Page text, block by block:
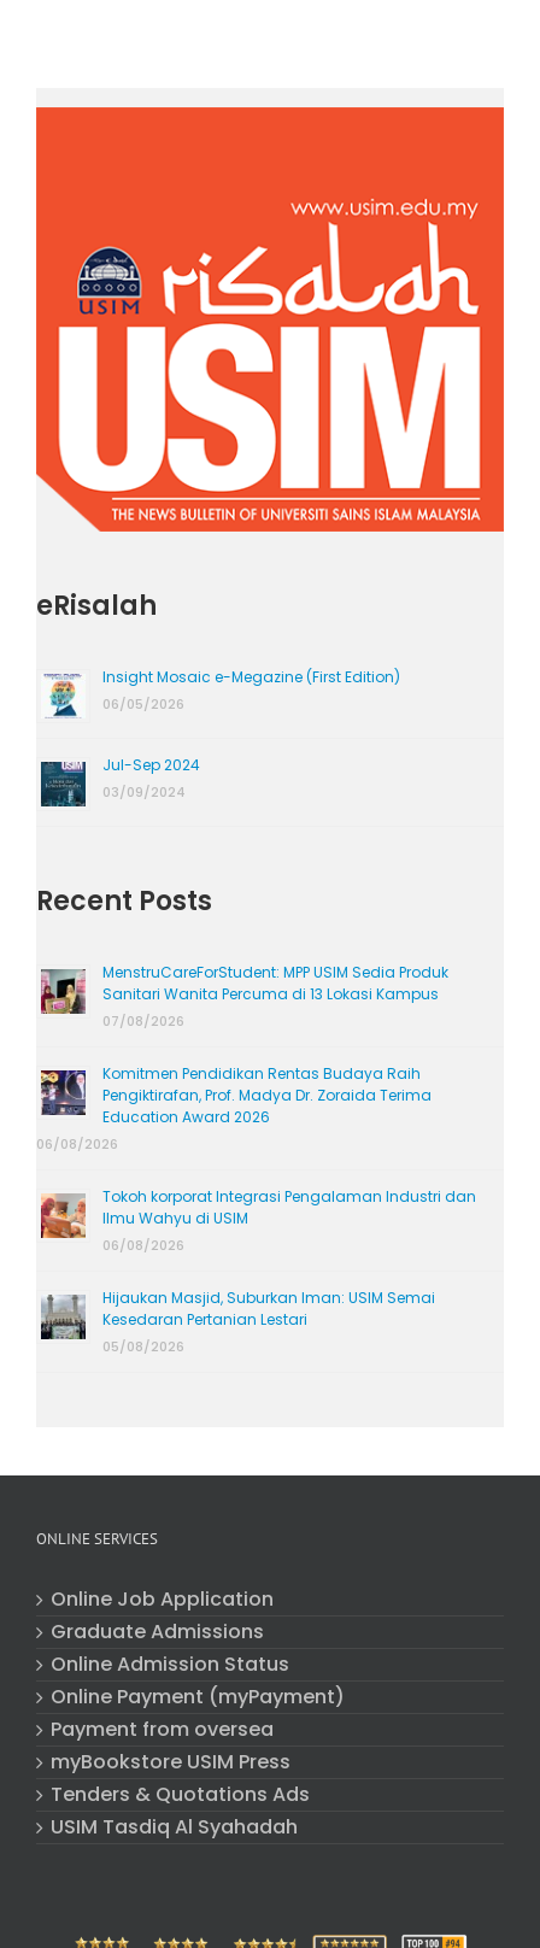
eRisalah
Insight Mosaic e-Megazine (First Edition)
06/05/2026
Jul-Sep 2024
03/09/2024
Recent Posts
MenstruCareForStudent: MPP USIM Sedia Produk
Sanitari Wanita Percuma di 13 Lokasi Kampus
07/08/2026
Komitmen Pendidikan Rentas Budaya Raih
Pengiktirafan, Prof. Madya Dr. Zoraida Terima
Education Award 2026
06/08/2026
Tokoh korporat Integrasi Pengalaman Industri dan
Ilmu Wahyu di USIM
06/08/2026
Hijaukan Masjid, Suburkan Iman: USIM Semai
Kesedaran Pertanian Lestari
05/08/2026
ONLINE SERVICES
Online Job Application
Graduate Admissions
Online Admission Status
Online Payment (myPayment)
Payment from oversea
myBookstore USIM Press
Tenders & Quotations Ads
USIM Tasdiq Al Syahadah